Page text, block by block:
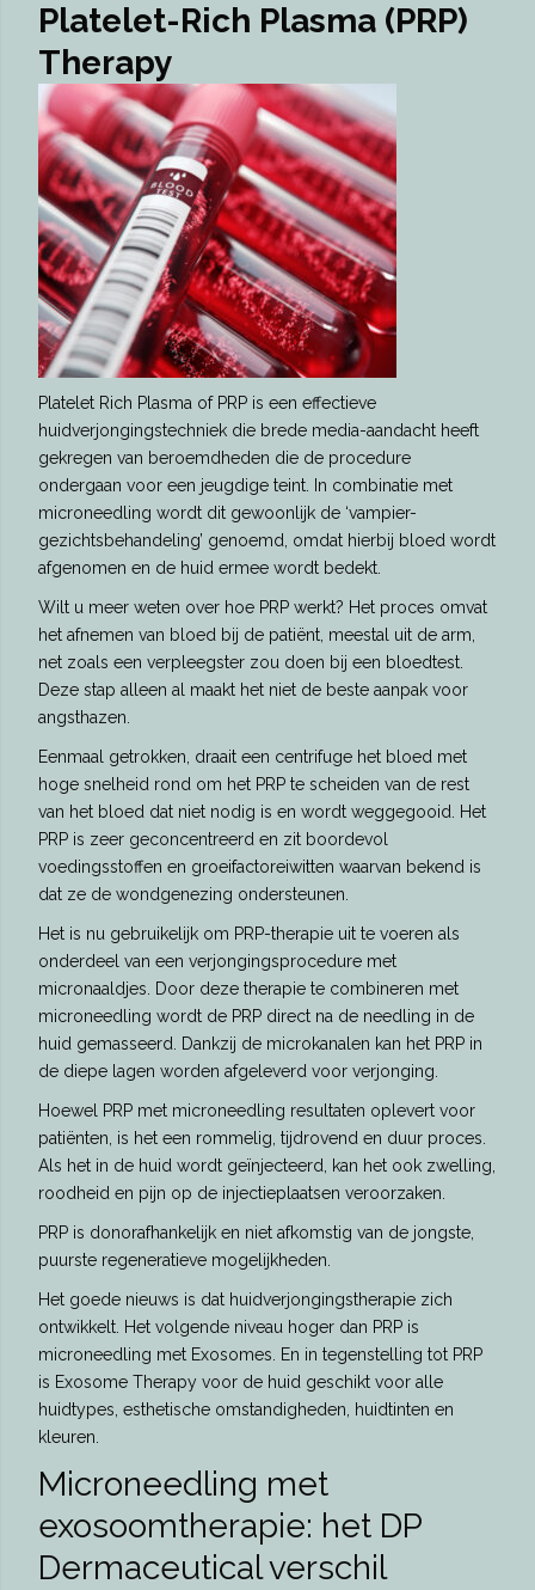
Platelet-Rich Plasma (PRP)
Therapy
Platelet Rich Plasma of PRP is een effectieve
huidverjongingstechniek die brede media-aandacht heeft
gekregen van beroemdheden die de procedure
ondergaan voor een jeugdige teint. In combinatie met
microneedling wordt dit gewoonlijk de ‘vampier-
gezichtsbehandeling’ genoemd, omdat hierbij bloed wordt
afgenomen en de huid ermee wordt bedekt.
Wilt u meer weten over hoe PRP werkt? Het proces omvat
het afnemen van bloed bij de patiënt, meestal uit de arm,
net zoals een verpleegster zou doen bij een bloedtest.
Deze stap alleen al maakt het niet de beste aanpak voor
angsthazen.
Eenmaal getrokken, draait een centrifuge het bloed met
hoge snelheid rond om het PRP te scheiden van de rest
van het bloed dat niet nodig is en wordt weggegooid. Het
PRP is zeer geconcentreerd en zit boordevol
voedingsstoffen en groeifactoreiwitten waarvan bekend is
dat ze de wondgenezing ondersteunen.
Het is nu gebruikelijk om PRP-therapie uit te voeren als
onderdeel van een verjongingsprocedure met
micronaaldjes. Door deze therapie te combineren met
microneedling wordt de PRP direct na de needling in de
huid gemasseerd. Dankzij de microkanalen kan het PRP in
de diepe lagen worden afgeleverd voor verjonging.
Hoewel PRP met microneedling resultaten oplevert voor
patiënten, is het een rommelig, tijdrovend en duur proces.
Als het in de huid wordt geïnjecteerd, kan het ook zwelling,
roodheid en pijn op de injectieplaatsen veroorzaken.
PRP is donorafhankelijk en niet afkomstig van de jongste,
puurste regeneratieve mogelijkheden.
Het goede nieuws is dat huidverjongingstherapie zich
ontwikkelt. Het volgende niveau hoger dan PRP is
microneedling met Exosomes. En in tegenstelling tot PRP
is Exosome Therapy voor de huid geschikt voor alle
huidtypes, esthetische omstandigheden, huidtinten en
kleuren.
Microneedling met
exosoomtherapie: het DP
Dermaceutical verschil